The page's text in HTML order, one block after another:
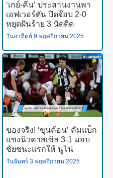
‘เกย์-คีน’ ประสานงานพา
เอฟเวอร์ตัน ปิดจ๊อบ 2-0
หยุดฝันร้าย 3 นัดติด
วันอาทิตย์ 9 พฤศจิกายน 2025
ของจริง! ‘ขุนค้อน’ คัมแบ็ก
แซงนิวคาสเซิล 3-1 มอบ
ชัยชนะแรกให้ นูโน่
วันจันทร์ 3 พฤศจิกายน 2025